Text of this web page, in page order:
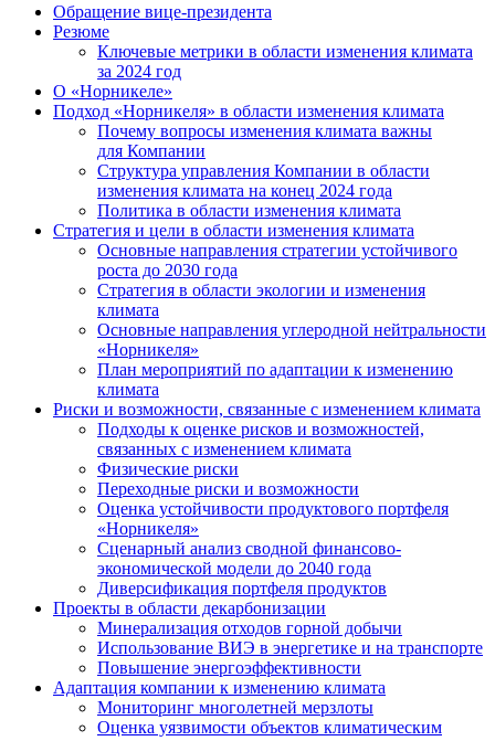
Обращение вице-президента
Резюме
Ключевые метрики в области изменения климата
за 2024 год
О «Норникеле»
Подход «Норникеля» в области изменения климата
Почему вопросы изменения климата важны
для Компании
Структура управления Компании в области
изменения климата на конец 2024 года
Политика в области изменения климата
Стратегия и цели в области изменения климата
Основные направления стратегии устойчивого
роста до 2030 года
Стратегия в области экологии и изменения
климата
Основные направления углеродной нейтральности
«Норникеля»
План мероприятий по адаптации к изменению
климата
Риски и возможности, связанные с изменением климата
Подходы к оценке рисков и возможностей,
связанных с изменением климата
Физические риски
Переходные риски и возможности
Оценка устойчивости продуктового портфеля
«Норникеля»
Сценарный анализ сводной финансово-
экономической модели до 2040 года
Диверсификация портфеля продуктов
Проекты в области декарбонизации
Минерализация отходов горной добычи
Использование ВИЭ в энергетике и на транспорте
Повышение энергоэффективности
Адаптация компании к изменению климата
Мониторинг многолетней мерзлоты
Оценка уязвимости объектов климатическим